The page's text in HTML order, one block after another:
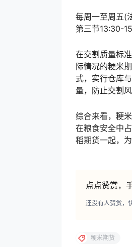
每周一至周五(
第三节13:30-
在交割质量标
际情况的粳米
式，实行仓库
量，防止交割风
综合来看，粳
在粮食安全中
稻期货一起，
点点赞赏，
还没有人赞赏，
粳米期货